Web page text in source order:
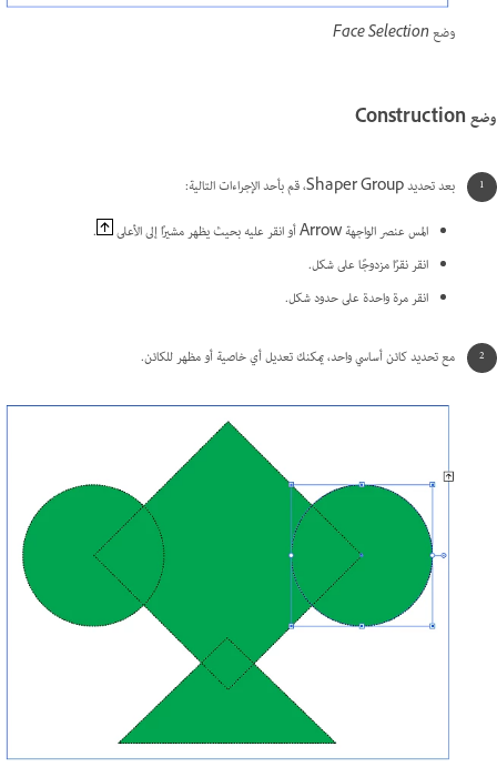
وضع Face Selection
وضع Construction
بعد تحديد Shaper Group، قم بأحد الإجراءات التالية:
المس عنصر الواجهة Arrow أو انقر عليه بحيث يظهر مشيرًا إلى الأعلى
.
انقر نقرًا مزدوجًا على شكل.
انقر مرة واحدة على حدود شكل.
مع تحديد كائن أساسي واحد، يمكنك تعديل أي خاصية أو مظهر للكائن.